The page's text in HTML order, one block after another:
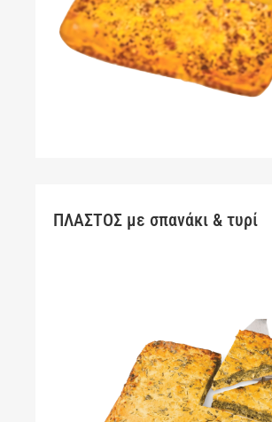
ΠΛΑΣΤΟΣ με σπανάκι & τυρί